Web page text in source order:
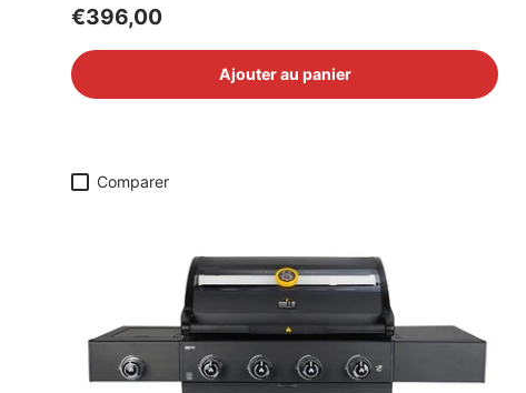
Prix habituel
€396,00
Ajouter au panier
Comparer